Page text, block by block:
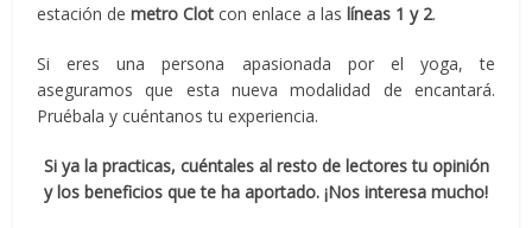
estación demetro Clot con enlace a las líneas 1 y 2.
Si eres una persona apasionada por el yoga, te
aseguramos que esta nueva modalidad de encantará.
Pruébala y cuéntanos tu experiencia.
Si ya la practicas, cuéntales al resto de lectores tu opinión
y los beneficios que te ha aportado. ¡Nos interesa mucho!